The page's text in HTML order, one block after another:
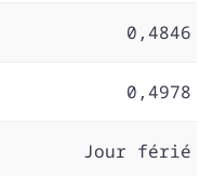
0,4846
0,4978
Jour férié